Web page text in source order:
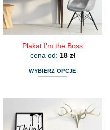
na
stronie
produktu
Plakat I’m the Boss
cena od: 18 zł
WYBIERZ OPCJE
wiele
wariantów.